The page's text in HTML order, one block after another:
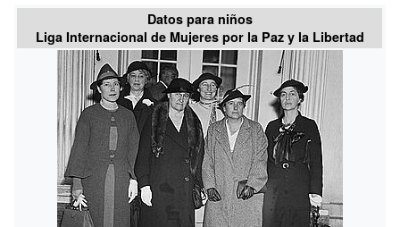
Datos para niños
Liga Internacional de Mujeres por la Paz y la Libertad